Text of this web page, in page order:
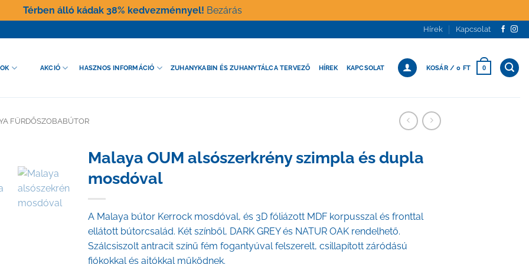
Térben álló kádak 38% kedvezménnyel! Bezárás
Hírek Kapcsolat
AKCIÓ HASZNOS INFORMÁCIÓ ZUHANYKABIN ÉS ZUHANYTÁLCA TERVEZŐ HÍREK KAPCSOLAT KOSÁR /0 FT 0
FÜRDŐSZOBABÚTOR
Malaya OUM alsószerkrény szimpla és dupla
mosdóval
A Malaya bútor Kerrock mosdóval, és 3D fóliázott MDF korpusszal és fronttal
ellátott bútorcsalád. Két színből, DARK GREY és NATUR OAK rendelhető.
Szálcsiszolt antracit színű fém fogantyúval felszerelt, csillapított záródású
fiókokkal és ajtókkal működnek.